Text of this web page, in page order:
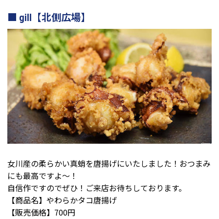
gill【北側広場】
女川産の柔らかい真蛸を唐揚げにいたしました！おつまみ
にも最高ですよ〜！
自信作ですのでぜひ！ご来店お待ちしております。
【商品名】やわらかタコ唐揚げ
【販売価格】700円